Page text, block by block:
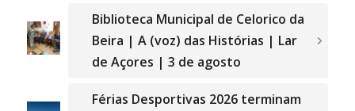
Biblioteca Municipal de Celorico da
Beira | A (voz) das Histórias | Lar
de Açores | 3 de agosto
Férias Desportivas 2026 terminam